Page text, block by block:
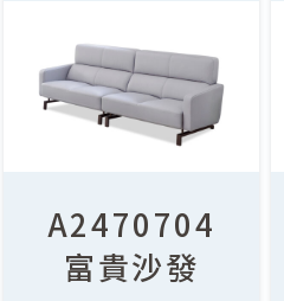
A2470704
富貴沙發